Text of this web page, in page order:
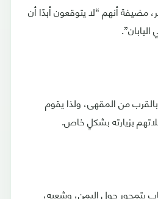
مضيفة أنهم “لا يتوقعون أبدًا أن
من المقهى، ولذا يقوم
بزيارته بشكلٍ خاص.
يتمحور حول اليمن، وشعبه،